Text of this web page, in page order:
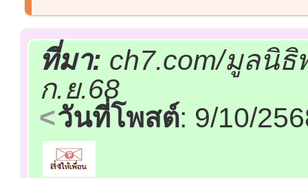
ที่มา: ch7.com/มูลนิ
ก.ย.68
วันที่โพสต์: 9/10/